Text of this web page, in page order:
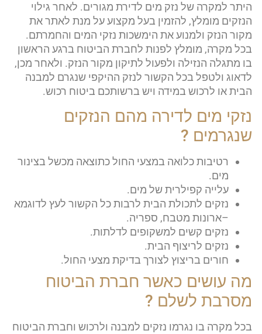
היתר למקרה של נזק מים לדירת מגורים. לאחר גילוי
הנזקים מומלץ, להזמין בעל מקצוע על מנת לאתר את
מקור הנזק ולמנוע את הימשכות נזקי המים והחמרתם.
בכל מקרה, מומלץ לפנות לחברת הביטוח ברגע הראשון
בו מתגלה הנזילה ולפעול לתיקון מקור הנזק. ולאחר מכן,
לדאוג ולטפל בכל הקשור לנזק ההיקפי שנגרם למבנה
הבית או לרכוש במידה ויש ברשותכם ביטוח רכוש.
נזקי מים לדירה מהם הנזקים
שנגרמים ?
רטיבות כלואה במצעי החול כתוצאה מכשל בצינור
מים.
עלייה קפילרית של מים.
נזקים לתכולת הבית לרבות כל הקשור לעץ לדוגמא
–ארונות מטבח, ספריה.
נזקים קשים למשקופים לדלתות.
נזקים לריצוף הבית.
חורים בריצוץ לצורך בדיקת מצעי החול.
מה עושים כאשר חברת הביטוח
מסרבת לשלם ?
בכל מקרה בו נגרמו נזקים למבנה ולרכוש וחברת הביטוח